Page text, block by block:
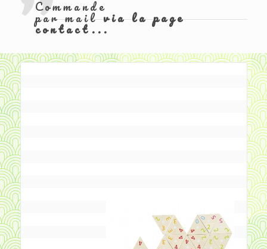
Commande
par mailvia la page
contact...